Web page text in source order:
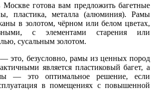
готова вам предложить багетные
пластика, металла (алюминия). Рамы
в золотом, чёрном или белом цветах,
с элементами старения или
сусальным золотом.
это, безусловно, рамы из ценных пород
является пластиковый багет, а
— это оптимальное решение, если
в помещениях с повышенной